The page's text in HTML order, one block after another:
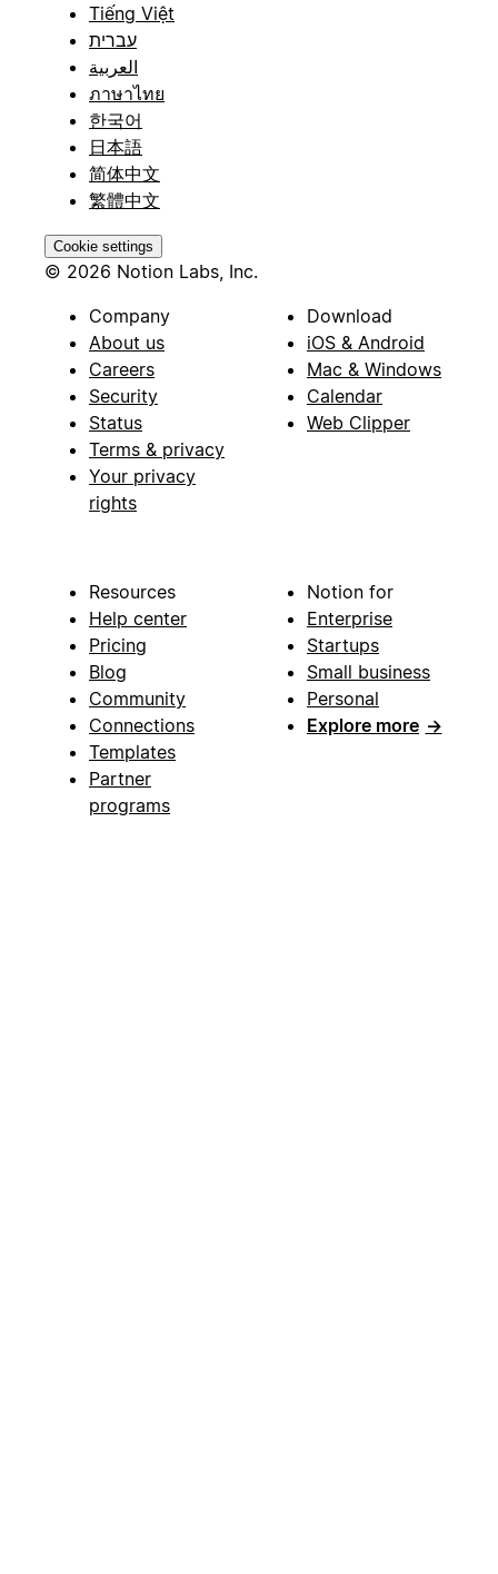
Tiếng Việt
עברית
العربية
ภาษาไทย
한국어
日本語
简体中文
繁體中文
Cookie settings
© 2026 Notion Labs, Inc.
Company
About us
Careers
Security
Status
Terms & privacy
Your privacy
rights
Download
iOS & Android
Mac & Windows
Calendar
Web Clipper
Resources
Help center
Pricing
Blog
Community
Connections
Templates
Partner
programs
Notion for
Enterprise
Startups
Small business
Personal
Explore more →